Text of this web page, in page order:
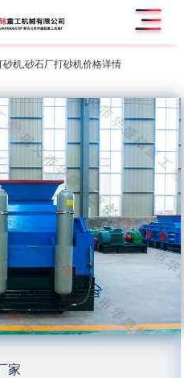
砂机,砂石厂打砂机价格详情
家